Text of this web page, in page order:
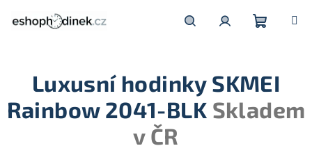
košík
Luxusní hodinky SKMEI
Rainbow 2041-BLK Skladem
v ČR